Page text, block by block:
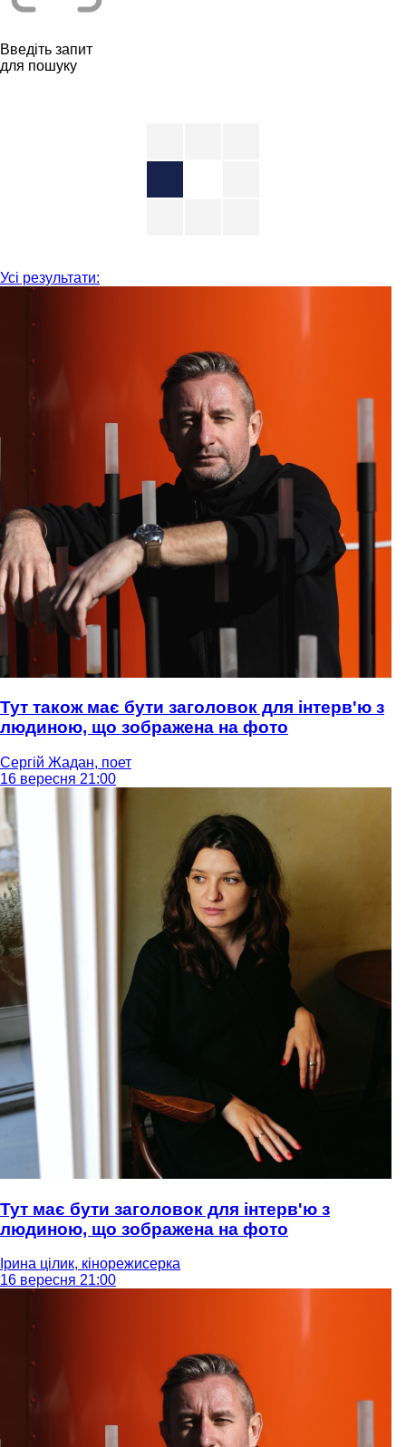
Введіть запит
для пошуку
Усі результати:
Тут також має бути заголовок для інтерв'ю з
людиною, що зображена на фото
Сергій Жадан, поет
16 вересня 21:00
Тут має бути заголовок для інтерв'ю з
людиною, що зображена на фото
Ірина цілик, кінорежисерка
16 вересня 21:00